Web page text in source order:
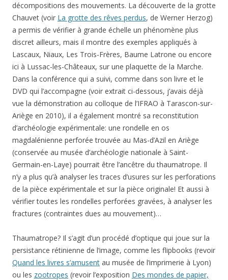
décompositions des mouvements. La découverte de la grotte
Chauvet (voir La grotte des rêves perdus, de Werner Herzog)
a permis de vérifier à grande échelle un phénomène plus
discret ailleurs, mais il montre des exemples appliqués à
Lascaux, Niaux, Les Trois-Frères, Baume Latrone ou encore
ici à Lussac-les-Châteaux, sur une plaquette de la Marche.
Dans la conférence qui a suivi, comme dans son livre et le
DVD qui l’accompagne (voir extrait ci-dessous, j’avais déjà
vue la démonstration au colloque de l’IFRAO à Tarascon-sur-
Ariège en 2010), il a également montré sa reconstitution
d’archéologie expérimentale: une rondelle en os
magdalénienne perforée trouvée au Mas-d’Azil en Ariège
(conservée au musée d’archéologie nationale à Saint-
Germain-en-Laye) pourrait être l’ancêtre du thaumatrope. Il
n’y a plus qu’à analyser les traces d’usures sur les perforations
de la pièce expérimentale et sur la pièce originale! Et aussi à
vérifier toutes les rondelles perforées gravées, à analyser les
fractures (contraintes dues au mouvement)…
Thaumatrope? Il s’agit d’un procédé d’optique qui joue sur la
persistance rétinienne de l’image, comme les flipbooks (revoir
Quand les livres s’amusent au musée de l’imprimerie à Lyon)
ou les zootropes (revoir l’exposition Des mondes de papier,